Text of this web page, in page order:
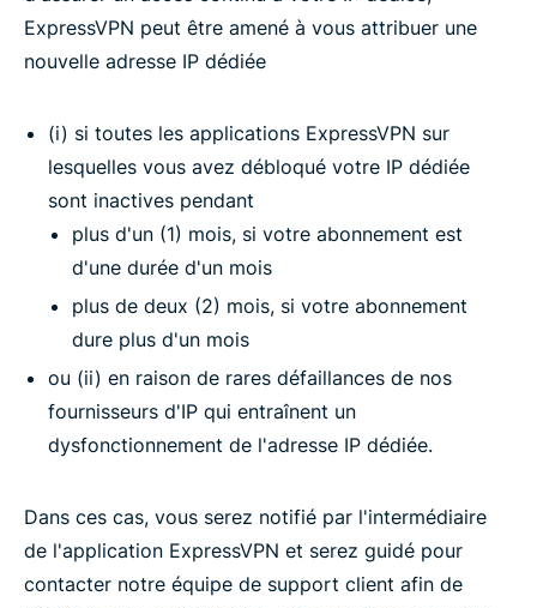
ExpressVPN peut être amené à vous attribuer une
nouvelle adresse IP dédiée
(i) si toutes les applications ExpressVPN sur
lesquelles vous avez débloqué votre IP dédiée
sont inactives pendant
plus d'un (1) mois, si votre abonnement est
d'une durée d'un mois
plus de deux (2) mois, si votre abonnement
dure plus d'un mois
ou (ii) en raison de rares défaillances de nos
fournisseurs d'IP qui entraînent un
dysfonctionnement de l'adresse IP dédiée.
Dans ces cas, vous serez notifié par l'intermédiaire
de l'application ExpressVPN et serez guidé pour
contacter notre équipe de support client afin de